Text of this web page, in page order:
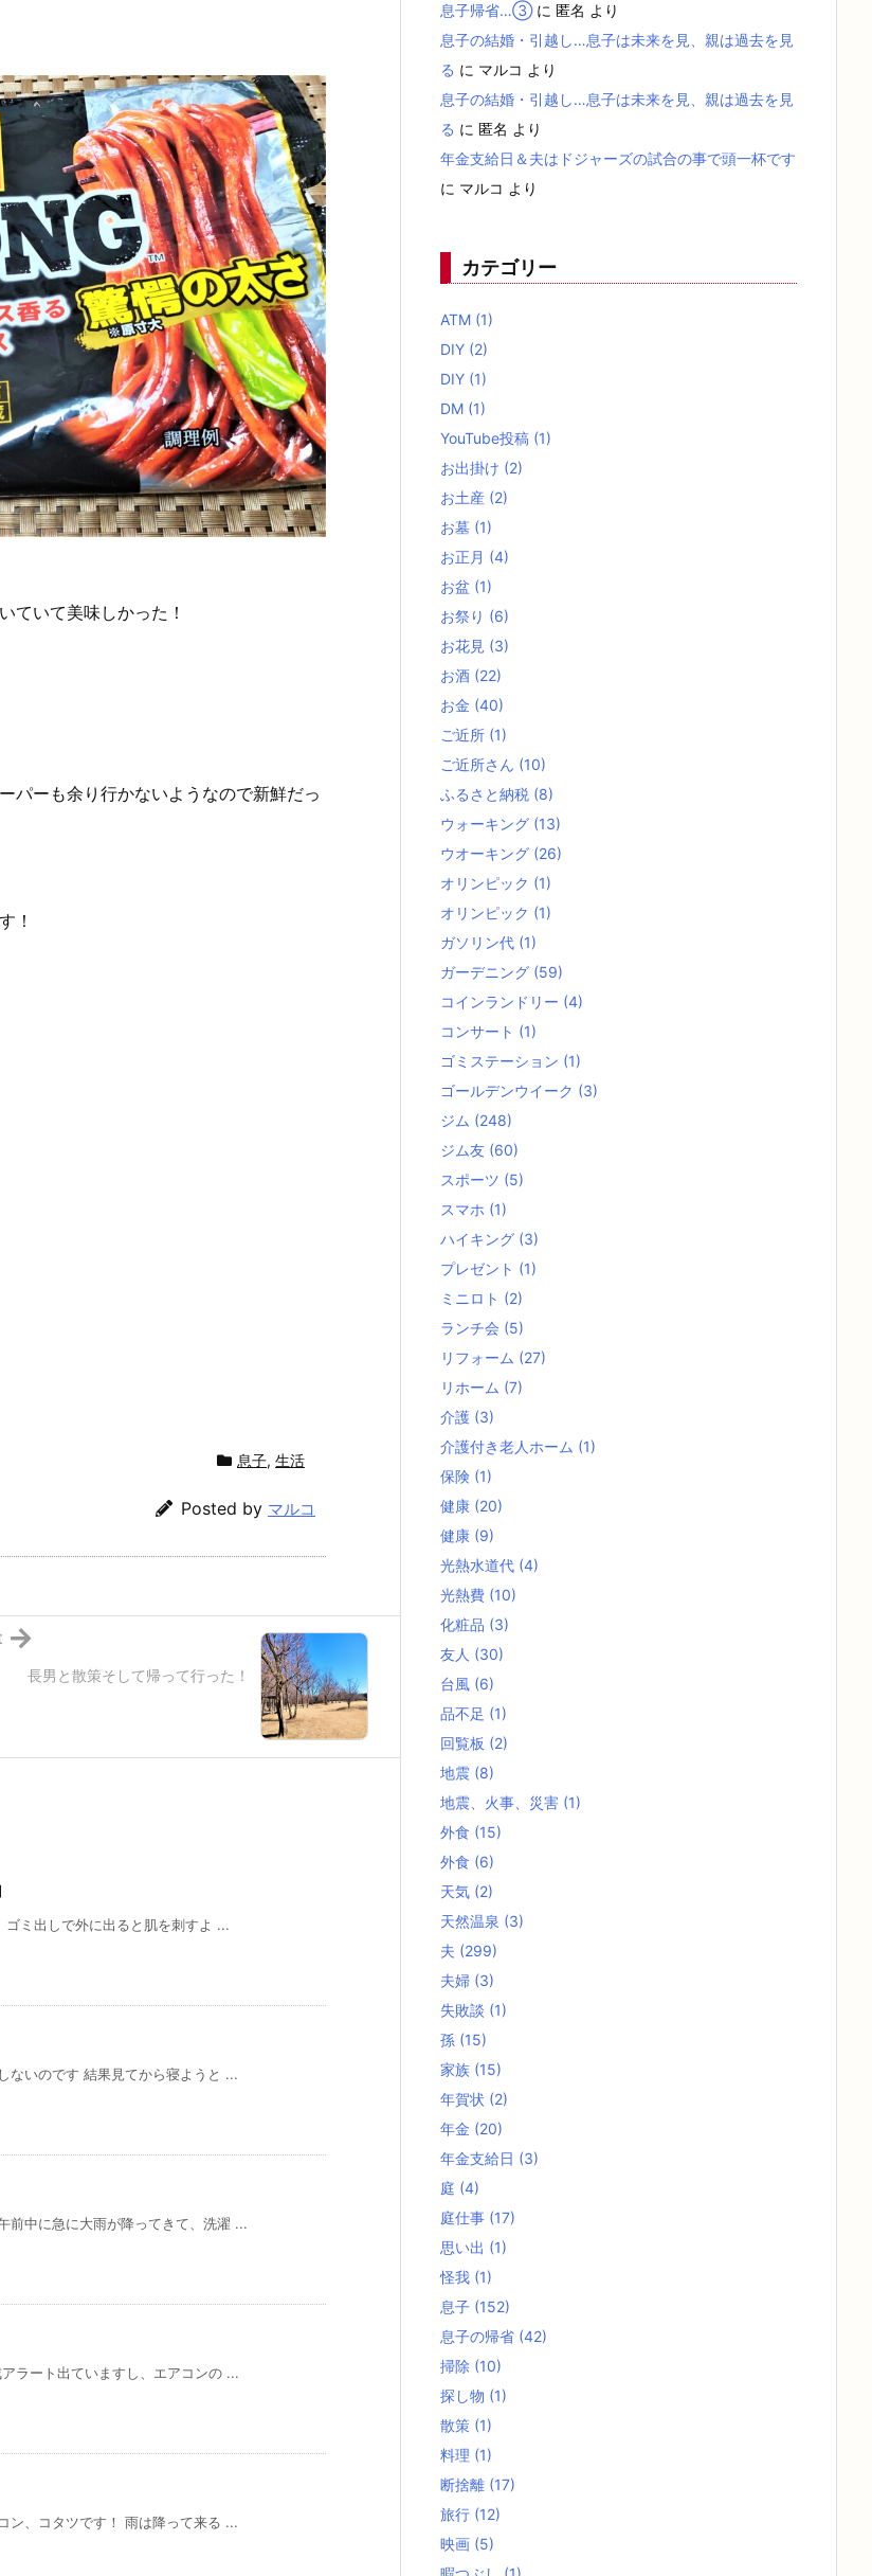
ていて美味しかった！
パーも余り行かないようなので新鮮だっ
！
息子, 生活
Posted by マルコ
長男と散策そして帰って行った！
ミ出しで外に出ると肌を刺すよ ...
ないのです 結果見てから寝ようと ...
前中に急に大雨が降ってきて、洗濯 ...
ート出ていますし、エアコンの ...
、コタツです！ 雨は降って来る ...
息子帰省…③に 匿名 より
息子の結婚・引越し…息子は未来を見、親は過去を見
る に マルコ より
息子の結婚・引越し…息子は未来を見、親は過去を見
る に 匿名 より
年金支給日＆夫はドジャーズの試合の事で頭一杯です
に マルコ より
カテゴリー
ATM (1)
DIY (2)
DIY (1)
DM (1)
YouTube投稿 (1)
お出掛け (2)
お土産 (2)
お墓 (1)
お正月 (4)
お盆 (1)
お祭り (6)
お花見 (3)
お酒 (22)
お金 (40)
ご近所 (1)
ご近所さん (10)
ふるさと納税 (8)
ウォーキング (13)
ウオーキング (26)
オリンピック (1)
オリンピック (1)
ガソリン代 (1)
ガーデニング (59)
コインランドリー (4)
コンサート (1)
ゴミステーション (1)
ゴールデンウイーク (3)
ジム (248)
ジム友 (60)
スポーツ (5)
スマホ (1)
ハイキング (3)
プレゼント (1)
ミニロト (2)
ランチ会 (5)
リフォーム (27)
リホーム (7)
介護 (3)
介護付き老人ホーム (1)
保険 (1)
健康 (20)
健康 (9)
光熱水道代 (4)
光熱費 (10)
化粧品 (3)
友人 (30)
台風 (6)
品不足 (1)
回覧板 (2)
地震 (8)
地震、火事、災害 (1)
外食 (15)
外食 (6)
天気 (2)
天然温泉 (3)
夫 (299)
夫婦 (3)
失敗談 (1)
孫 (15)
家族 (15)
年賀状 (2)
年金 (20)
年金支給日 (3)
庭 (4)
庭仕事 (17)
思い出 (1)
怪我 (1)
息子 (152)
息子の帰省 (42)
掃除 (10)
探し物 (1)
散策 (1)
料理 (1)
断捨離 (17)
旅行 (12)
映画 (5)